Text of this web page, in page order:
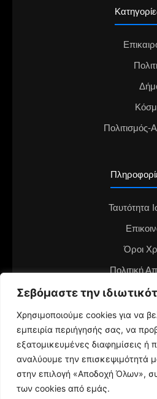
Σεβόμαστε την
Χρησιμοποιούμε cookies για να
εμπειρία περιήγησής σας, να
εξατομικευμένες διαφημίσεις ή
αναλύουμε την επισκεψιμότητά
στην επιλογή «Αποδοχή Όλων»,
των cookies από εμάς.
Πολιτισμός-
Ταυτότητα
Όροι
Πολιτική
Διαφημιστείτε
Γίνε ο
© 2024 NotiaNea.gr |